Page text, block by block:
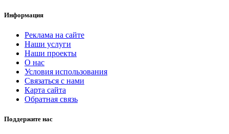
Информация
Реклама на сайте
Наши услуги
Наши проекты
О нас
Условия использования
Связаться с нами
Карта сайта
Обратная связь
Поддержите нас